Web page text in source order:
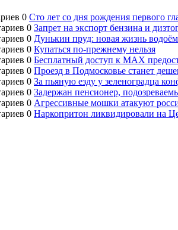
0 Сто лет со дня рождения первого
0 Запрет на экспорт бензина и
0 Дунькин пруд: новая жизнь
0 Купаться по‑прежнему нельзя
0 Бесплатный доступ к MAX
0 Проезд в Подмосковье станет
0 За пьяную езду у зеленоградца
0 Задержан пенсионер,
0 Агрессивные мошки атакуют
0 Наркопритон ликвидировали на